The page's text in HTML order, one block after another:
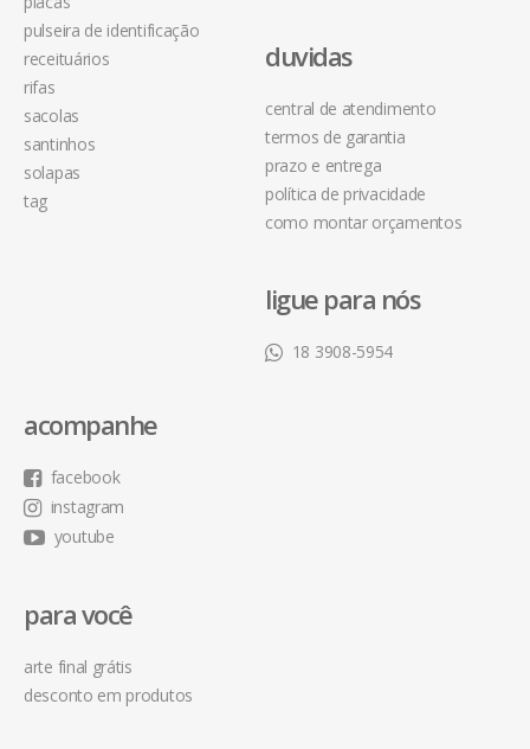
pulseira de identificação
receituários
rifas
sacolas
santinhos
solapas
tag
duvidas
central de atendimento
termos de garantia
prazo e entrega
política de privacidade
como montar orçamentos
ligue para nós
18 3908-5954
acompanhe
facebook
instagram
youtube
para você
arte final grátis
desconto em produtos